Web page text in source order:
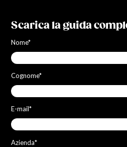
Scarica la guida
Nome*
Cognome*
E-mail*
Azienda*